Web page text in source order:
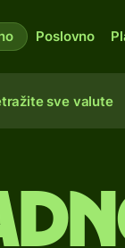
Poslovno
sve valute